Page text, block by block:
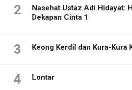
2
Nasehat Ustaz Adi Hidayat:
Dekapan Cinta 1
3 Keong Kerdil dan Kura-Kura
4 Lontar